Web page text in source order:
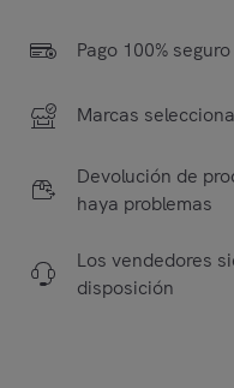
Pago 100% seguro
Marcas
Devolución de
haya problemas
Los vendedores
disposición